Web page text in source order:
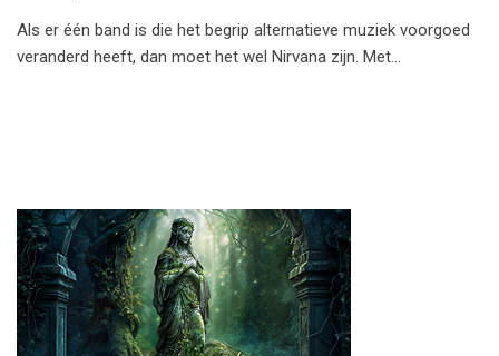
Als er één band is die het begrip alternatieve muziek voorgoed
veranderd heeft, dan moet het wel Nirvana zijn. Met…